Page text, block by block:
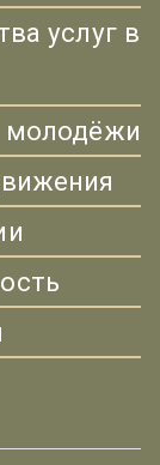
услуг в
молодёжи